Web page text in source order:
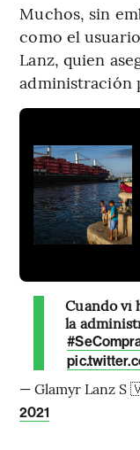
Muchos, sin
como el
Lanz, quien
administración
Cuando ví
la
— Glamyr Lanz S
2021